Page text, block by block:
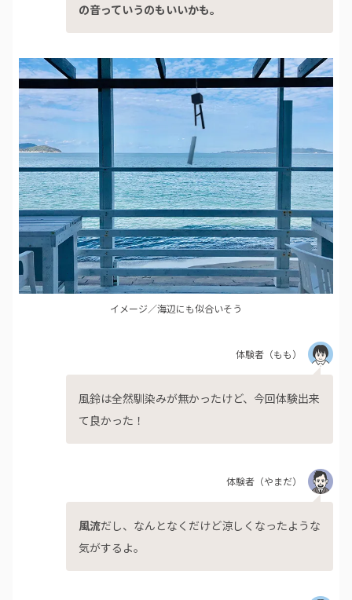
の音っていうのもいいかも。
イメージ／海辺にも似合いそう
体験者 （もも）
風鈴は全然馴染みが無かったけど、今回体験出来
て良かった！
体験者 （やまだ）
風流だし、なんとなくだけど涼しくなったような
気がするよ。